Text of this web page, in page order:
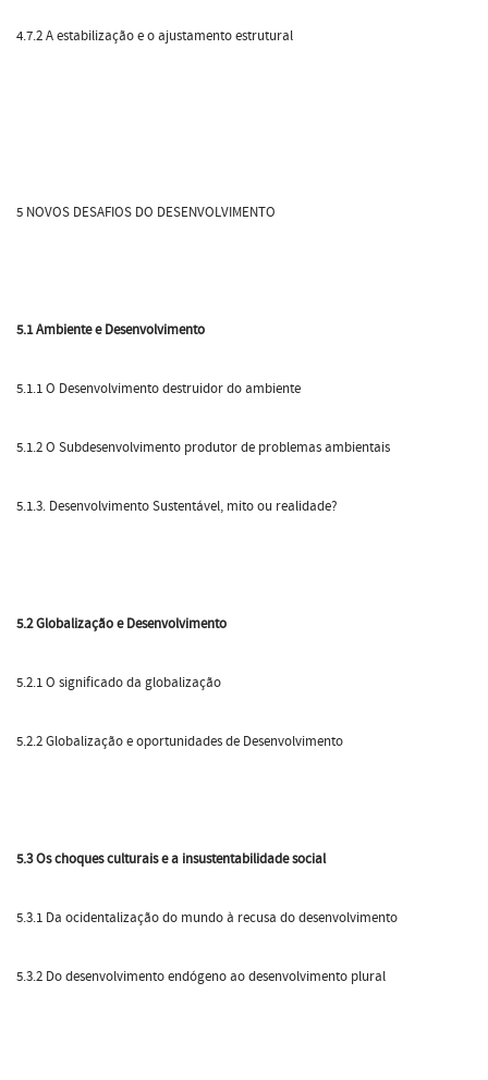
4.7.2 A estabilização e o ajustamento estrutural
5 NOVOS DESAFIOS DO DESENVOLVIMENTO
5.1 Ambiente e Desenvolvimento
5.1.1 O Desenvolvimento destruidor do ambiente
5.1.2 O Subdesenvolvimento produtor de problemas ambientais
5.1.3. Desenvolvimento Sustentável, mito ou realidade?
5.2 Globalização e Desenvolvimento
5.2.1 O significado da globalização
5.2.2 Globalização e oportunidades de Desenvolvimento
5.3 Os choques culturais e a insustentabilidade social
5.3.1 Da ocidentalização do mundo à recusa do desenvolvimento
5.3.2 Do desenvolvimento endógeno ao desenvolvimento plural